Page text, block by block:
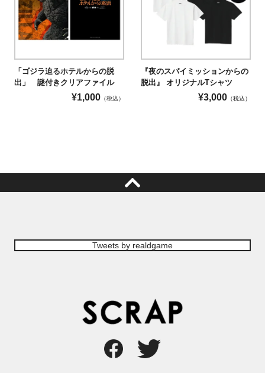
「ゴジラ迫るホテルからの脱
出」 謎付きクリアファイル
¥1,000 （税込）
『夜のスパイミッションからの
脱出』 オリジナルTシャツ
¥3,000 （税込）
Tweets by realdgame